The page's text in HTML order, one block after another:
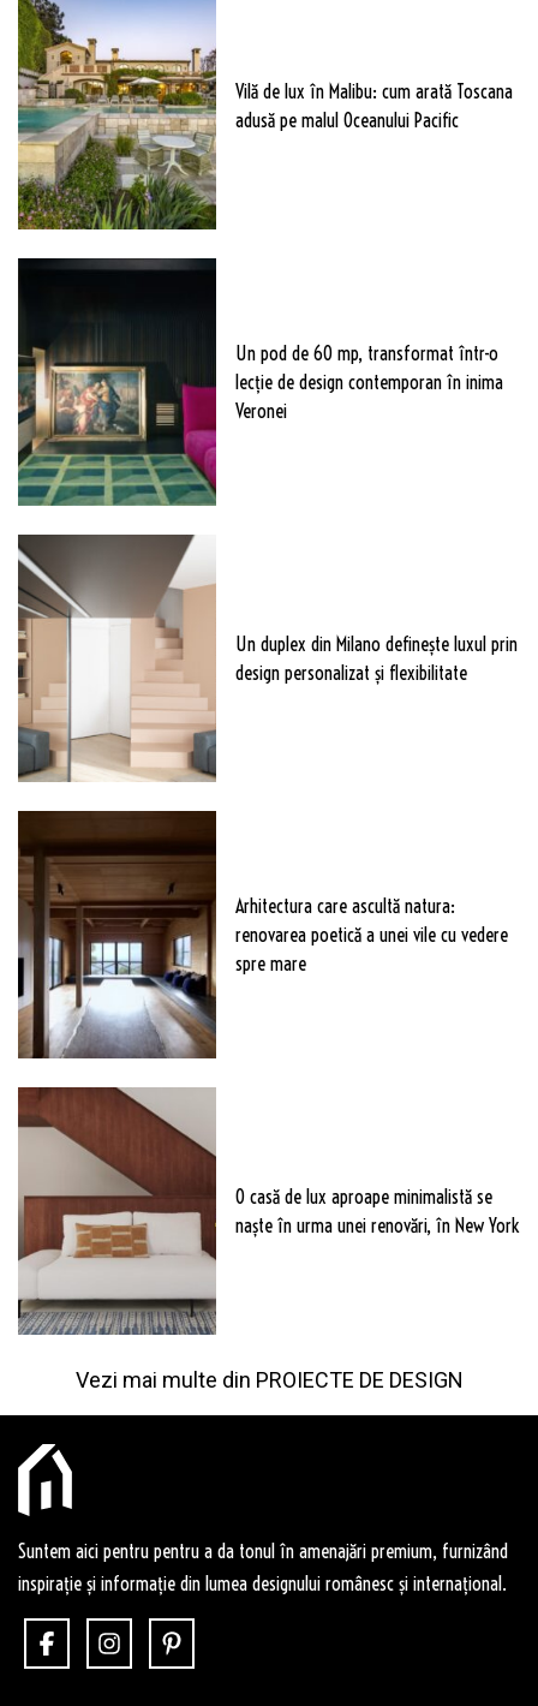
Vilă de lux în Malibu: cum arată Toscana
adusă pe malul Oceanului Pacific
Un pod de 60 mp, transformat într-o
lecție de design contemporan în inima
Veronei
Un duplex din Milano definește luxul prin
design personalizat și flexibilitate
Arhitectura care ascultă natura:
renovarea poetică a unei vile cu vedere
spre mare
O casă de lux aproape minimalistă se
naște în urma unei renovări, în New York
Vezi mai multe din PROIECTE DE DESIGN
Suntem aici pentru pentru a da tonul în amenajări premium, furnizând
inspirație și informație din lumea designului românesc și internațional.